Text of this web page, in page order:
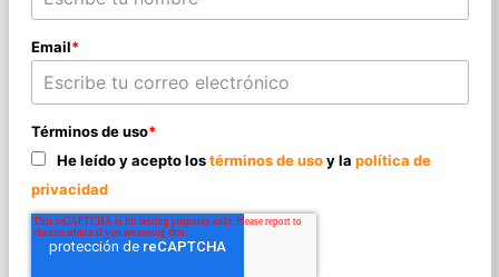
Email*
Términos de uso*
He leído y acepto lostérminos de usoy la política de
privacidad